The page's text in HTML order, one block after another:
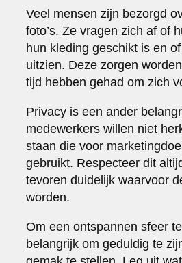
Veel mensen zijn bezorgd
foto’s. Ze vragen zich af of
hun kleding geschikt is en
uitzien. Deze zorgen
tijd hebben gehad om zich
Privacy is een ander
medewerkers willen niet
staan die voor
gebruikt. Respecteer dit
tevoren duidelijk waarvoor
worden.
Om een ontspannen sfeer
belangrijk om geduldig te